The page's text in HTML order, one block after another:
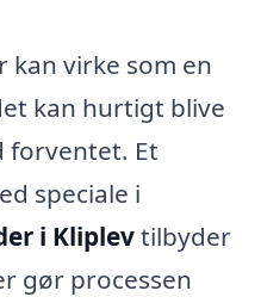
virke som en
kan hurtigt blive
forventet. Et
speciale i
i Kliplevtilbyder
gør processen